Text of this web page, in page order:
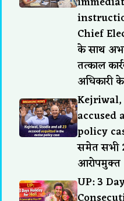
Chief
के साथ
तत्काल
अधिकारी
accused
policy
समेत सभी
आरोपमुक्त
UP: 3